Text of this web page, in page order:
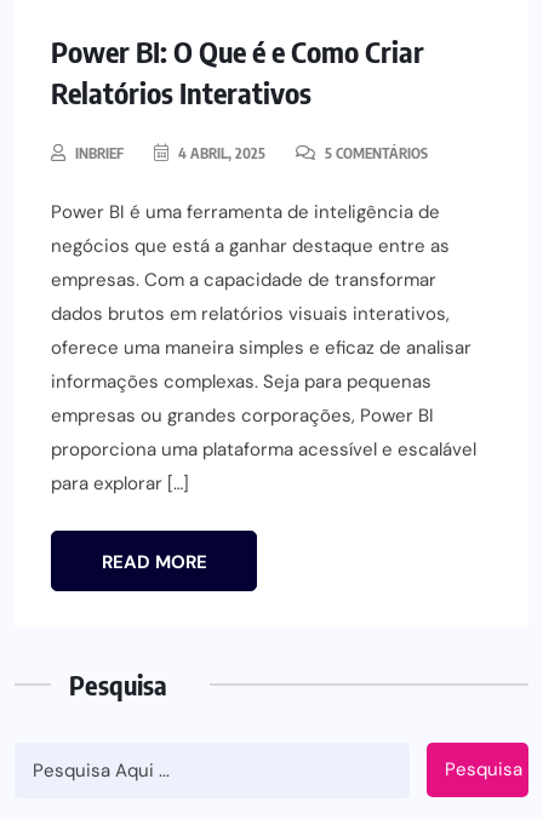
Power BI: O Que é e Como Criar
Relatórios Interativos
INBRIEF 4 ABRIL, 2025 5 COMENTÁRIOS
Power BI é uma ferramenta de inteligência de
negócios que está a ganhar destaque entre as
empresas. Com a capacidade de transformar
dados brutos em relatórios visuais interativos,
oferece uma maneira simples e eficaz de analisar
informações complexas. Seja para pequenas
empresas ou grandes corporações, Power BI
proporciona uma plataforma acessível e escalável
para explorar […]
READ MORE
Pesquisa
Pesquisa